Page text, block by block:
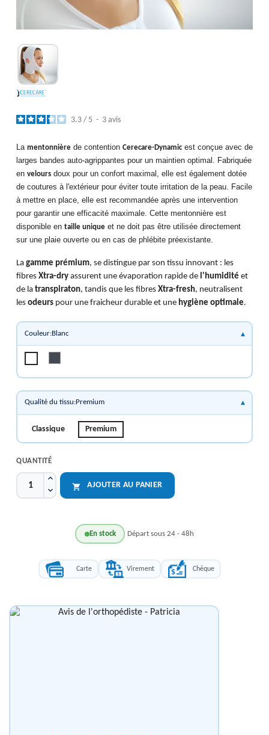
3.3 / 5 - 3 avis
La mentonnière de contention Cerecare-Dynamic est conçue avec de
larges bandes auto-agrippantes pour un maintien optimal. Fabriquée
en velours doux pour un confort maximal, elle est également dotée
de coutures à l'extérieur pour éviter toute irritation de la peau. Facile
à mettre en place, elle est recommandée après une intervention
pour garantir une efficacité maximale. Cette mentonnière est
disponible en taille unique et ne doit pas être utilisée directement
sur une plaie ouverte ou en cas de phlébite préexistante.
La gamme prémium, se distingue par son tissu innovant : les
fibres Xtra-dry assurent une évaporation rapide de l'humidité et
de la transpiraton, tandis que les fibres Xtra-fresh, neutralisent
les odeurs pour une fraicheur durable et une hygiène optimale.
Couleur:Blanc
Qualité du tissu:Premium
Classique Premium
QUANTITÉ
 AJOUTER AU PANIER
En stock Départ sous 24 - 48h
Carte Virement Chèque